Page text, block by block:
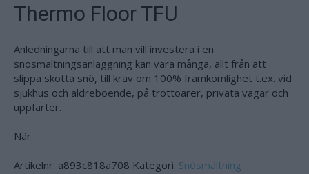
Thermo Floor TFU
Anledningarna till att man vill investera i en
snösmältningsanläggning kan vara många, allt från att
slippa skotta snö, till krav om 100% framkomlighet t.ex. vid
sjukhus och äldreboende, på trottoarer, privata vägar och
uppfarter.
När..
Artikelnr: a893c818a708 Kategori: Snösmältning